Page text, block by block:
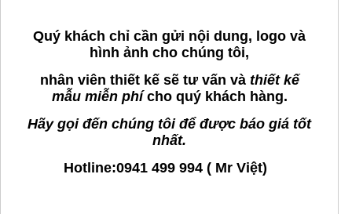
Quý khách chỉ cần gửi nội dung, logo và
hình ảnh cho chúng tôi,
nhân viên thiết kế sẽ tư vấn và thiết kế
mẫu miễn phí cho quý khách hàng.
Hãy gọi đến chúng tôi để được báo giá tốt
nhất.
Hotline:0941 499 994 ( Mr Việt)